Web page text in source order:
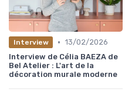
Interview • 13/02/2026
Interview de Célia BAEZA de
Bel Atelier : L'art de la
décoration murale moderne